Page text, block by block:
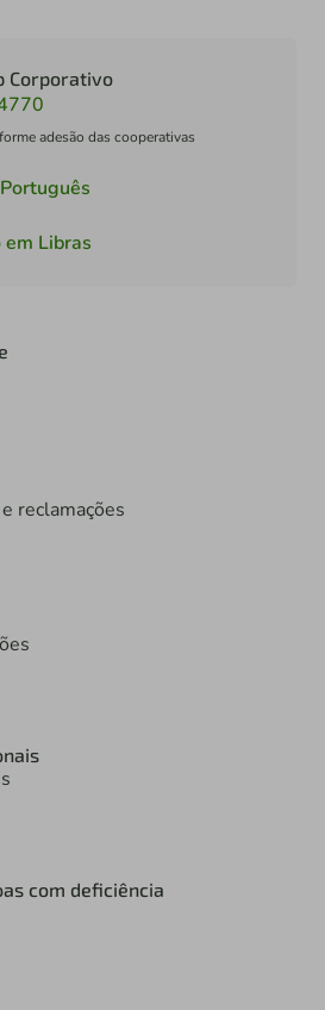
Corporativo
adesão das cooperativas
Libras
reclamações
com deficiência